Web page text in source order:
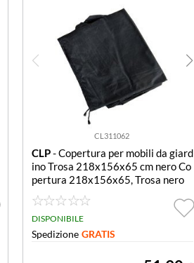
CL311062
CLP- Copertura per mobili da giard
ino Trosa 218x156x65 cm nero Co
pertura 218x156x65, Trosa nero
DISPONIBILE
Spedizione GRATIS